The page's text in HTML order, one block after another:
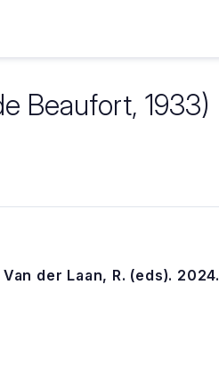
Beaufort, 1933)
der Laan, R. (eds). 2024.